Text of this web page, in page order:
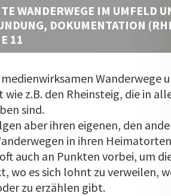
WANDERWEGE IM UMFELD
DOKUMENTATION
11
Wanderwege
wie z.B. den Rheinsteig, die in
sind.
aber ihren eigenen, den
in ihren
auch an Punk­ten vorbei, um
wo es sich lohnt zu verweilen,
zu erzählen gibt.